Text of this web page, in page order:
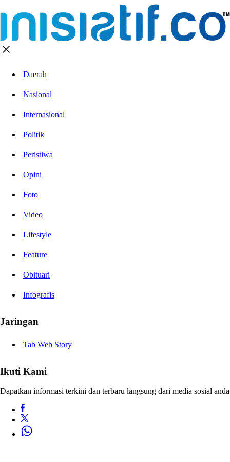
Daerah
Nasional
Internasional
Politik
Peristiwa
Opini
Foto
Video
Lifestyle
Feature
Obituari
Infografis
Jaringan
Tab Web Story
Ikuti Kami
Dapatkan informasi terkini dan terbaru langsung dari media sosial anda